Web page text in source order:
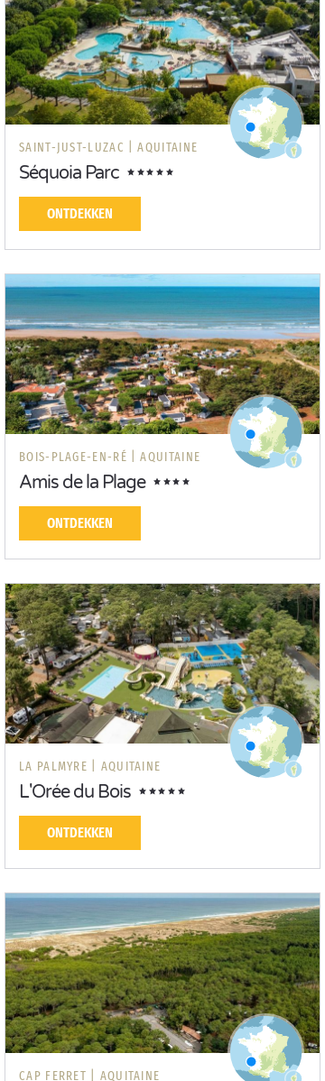
SAINT-JUST-LUZAC | AQUITAINE
Séquoia Parc
ONTDEKKEN
BOIS-PLAGE-EN-RÉ | AQUITAINE
Amis de la Plage
ONTDEKKEN
LA PALMYRE | AQUITAINE
L'Orée du Bois
ONTDEKKEN
CAP FERRET | AQUITAINE